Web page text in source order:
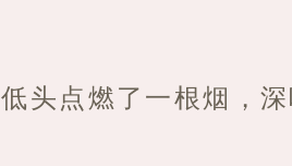
头点燃了一根烟，深